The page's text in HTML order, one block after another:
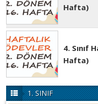
Hafta)
4. Sınıf
Hafta)
1. SINIF